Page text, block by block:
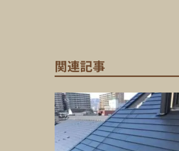
関連記事